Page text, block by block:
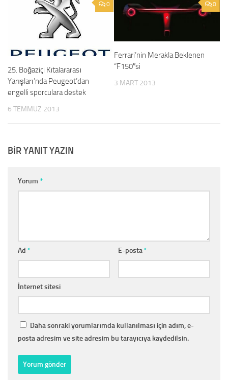
0
25. Boğaziçi Kıtalararası
Yarışları’nda Peugeot’dan
engelli sporculara destek
6 TEMMUZ 2013
0
Ferrari’nin Merakla Beklenen
“F150″si
3 MART 2013
BIR YANIT YAZIN
Yorum *
Ad * E-posta*
İnternet sitesi
Daha sonraki yorumlarımda kullanılması için adım, e-
posta adresim ve site adresim bu tarayıcıya kaydedilsin.